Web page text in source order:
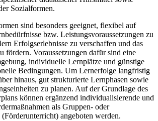
Sozialformen.
sind besonders geeignet, flexibel auf
bzw. Leistungsvoraussetzungen zu
Erfolgserlebnisse zu verschaffen und das
fördern. Voraussetzungen dafür sind eine
individuelle Lernplätze und günstige
Bedingungen. Um Lernerfolge langfristig
hinaus, gut strukturierte Lernphasen sowie
zu planen. Auf der Grundlage des
können ergänzend individualisierende und
als Gruppen- oder
angeboten werden.